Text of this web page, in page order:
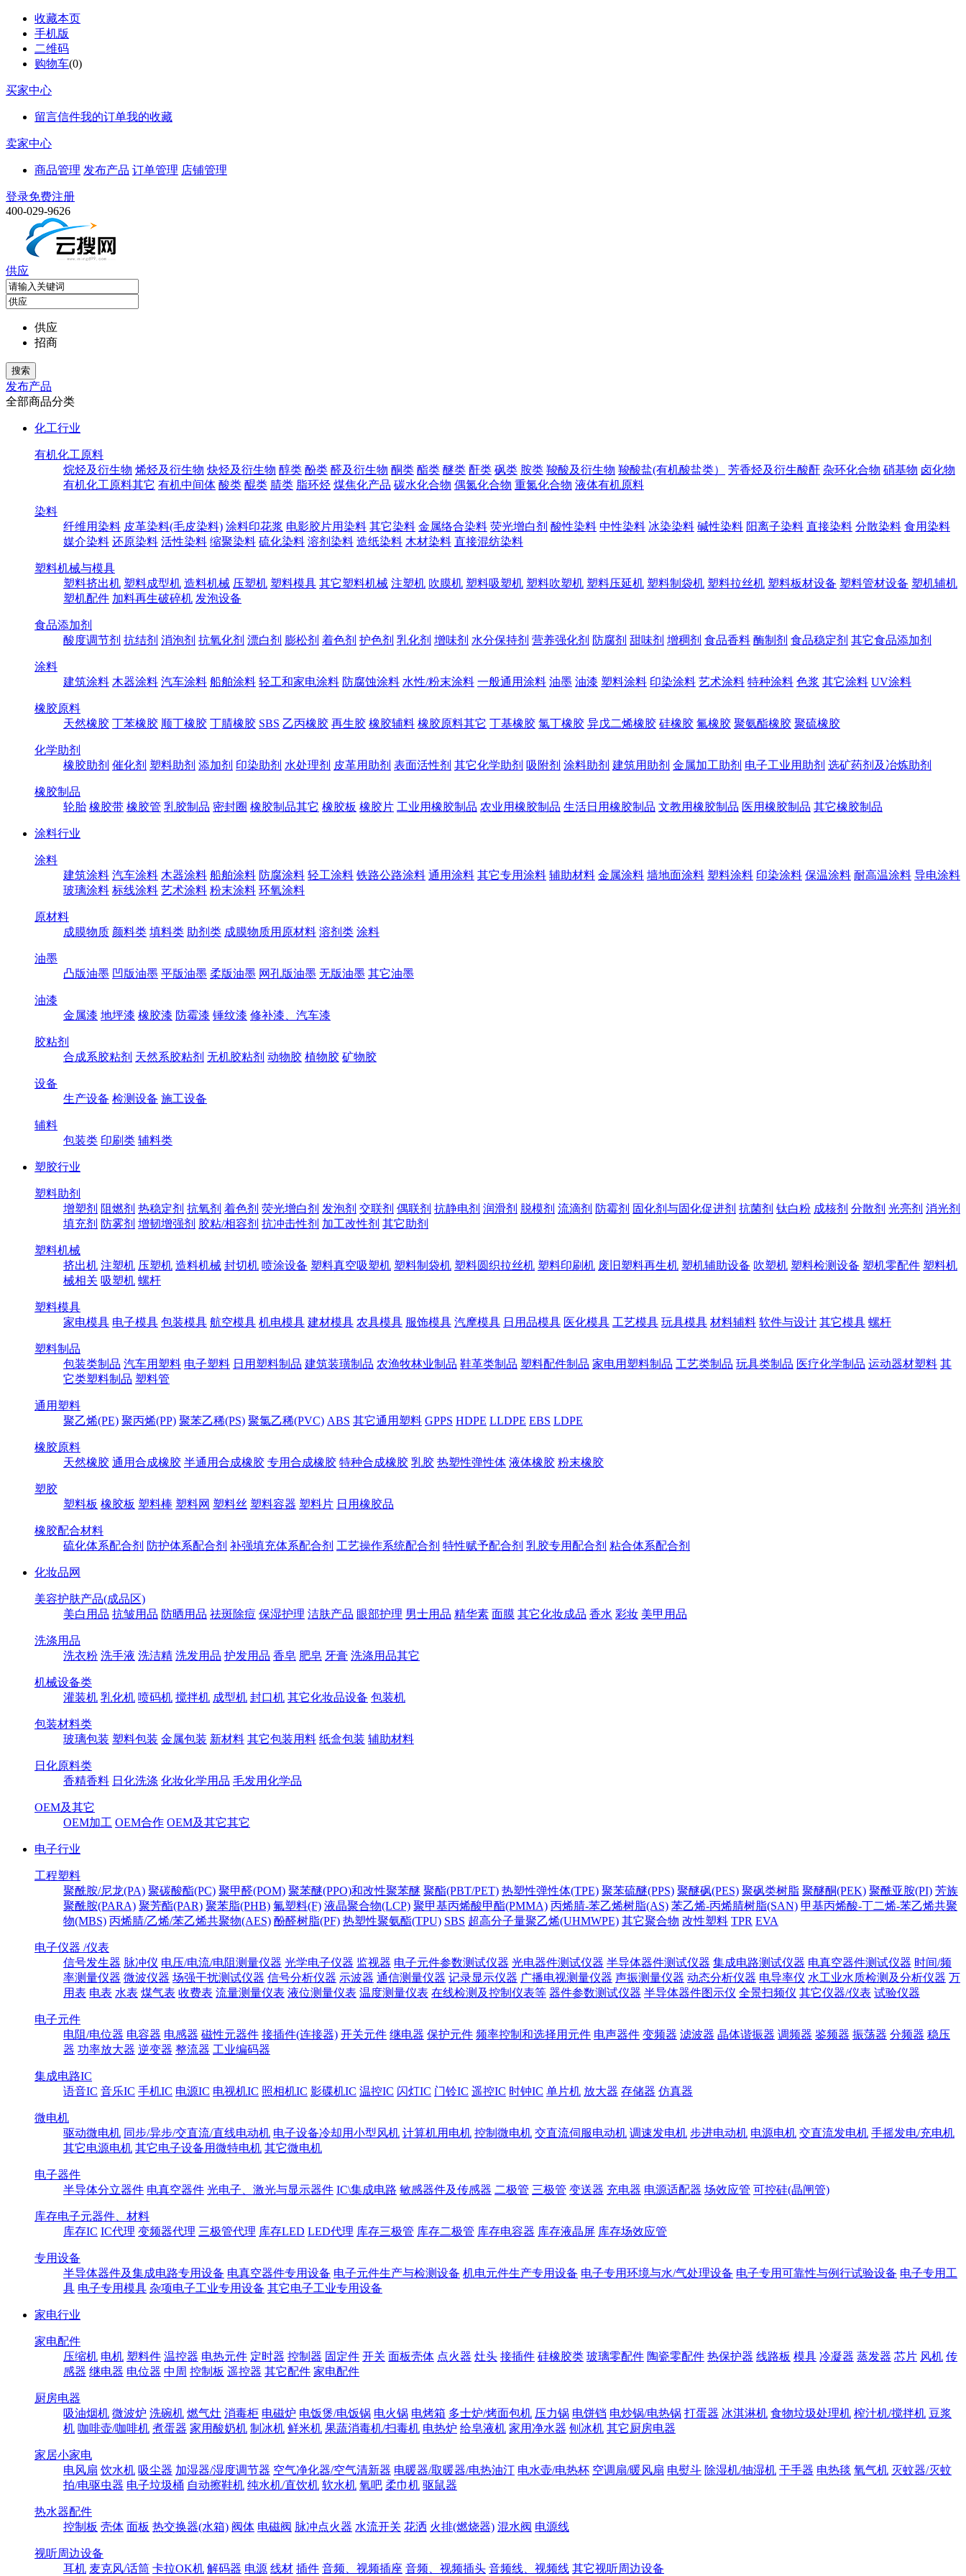
收藏本页
手机版
二维码
购物车(0)
买家中心
留言信件我的订单我的收藏
卖家中心
商品管理 发布产品 订单管理 店铺管理
登录免费注册
400-029-9626
供应
供应
招商
发布产品
全部商品分类
化工行业
有机化工原料
烷烃及衍生物 烯烃及衍生物 炔烃及衍生物 醇类 酚类 醛及衍生物 酮类 酯类 醚类 酐类 砜类 胺类 羧酸及衍生物 羧酸盐(有机酸盐类） 芳香烃及衍生酸酐 杂环化合物 硝基物 卤化物
有机化工原料其它 有机中间体 酸类 醌类 腈类 脂环烃 煤焦化产品 碳水化合物 偶氮化合物 重氮化合物 液体有机原料
染料
纤维用染料 皮革染料(毛皮染料) 涂料印花浆 电影胶片用染料 其它染料 金属络合染料 荧光增白剂 酸性染料 中性染料 冰染染料 碱性染料 阳离子染料 直接染料 分散染料 食用染料
媒介染料 还原染料 活性染料 缩聚染料 硫化染料 溶剂染料 造纸染料 木材染料 直接混纺染料
塑料机械与模具
塑料挤出机 塑料成型机 造料机械 压塑机 塑料模具 其它塑料机械 注塑机 吹膜机 塑料吸塑机 塑料吹塑机 塑料压延机 塑料制袋机 塑料拉丝机 塑料板材设备 塑料管材设备 塑机辅机
塑机配件 加料再生破碎机 发泡设备
食品添加剂
酸度调节剂 抗结剂 消泡剂 抗氧化剂 漂白剂 膨松剂 着色剂 护色剂 乳化剂 增味剂 水分保持剂 营养强化剂 防腐剂 甜味剂 增稠剂 食品香料 酶制剂 食品稳定剂 其它食品添加剂
涂料
建筑涂料 木器涂料 汽车涂料 船舶涂料 轻工和家电涂料 防腐蚀涂料 水性/粉末涂料 一般通用涂料 油墨 油漆 塑料涂料 印染涂料 艺术涂料 特种涂料 色浆 其它涂料 UV涂料
橡胶原料
天然橡胶 丁苯橡胶 顺丁橡胶 丁腈橡胶 SBS 乙丙橡胶 再生胶 橡胶辅料 橡胶原料其它 丁基橡胶 氯丁橡胶 异戊二烯橡胶 硅橡胶 氟橡胶 聚氨酯橡胶 聚硫橡胶
化学助剂
橡胶助剂 催化剂 塑料助剂 添加剂 印染助剂 水处理剂 皮革用助剂 表面活性剂 其它化学助剂 吸附剂 涂料助剂 建筑用助剂 金属加工助剂 电子工业用助剂 选矿药剂及冶炼助剂
橡胶制品
轮胎 橡胶带 橡胶管 乳胶制品 密封圈 橡胶制品其它 橡胶板 橡胶片 工业用橡胶制品 农业用橡胶制品 生活日用橡胶制品 文教用橡胶制品 医用橡胶制品 其它橡胶制品
涂料行业
涂料
建筑涂料 汽车涂料 木器涂料 船舶涂料 防腐涂料 轻工涂料 铁路公路涂料 通用涂料 其它专用涂料 辅助材料 金属涂料 墙地面涂料 塑料涂料 印染涂料 保温涂料 耐高温涂料 导电涂料
玻璃涂料 标线涂料 艺术涂料 粉末涂料 环氧涂料
原材料
成膜物质 颜料类 填料类 助剂类 成膜物质用原材料 溶剂类 涂料
油墨
凸版油墨 凹版油墨 平版油墨 柔版油墨 网孔版油墨 无版油墨 其它油墨
油漆
金属漆 地坪漆 橡胶漆 防霉漆 锤纹漆 修补漆、汽车漆
胶粘剂
合成系胶粘剂 天然系胶粘剂 无机胶粘剂 动物胶 植物胶 矿物胶
设备
生产设备 检测设备 施工设备
辅料
包装类 印刷类 辅料类
塑胶行业
塑料助剂
增塑剂 阻燃剂 热稳定剂 抗氧剂 着色剂 荧光增白剂 发泡剂 交联剂 偶联剂 抗静电剂 润滑剂 脱模剂 流滴剂 防霉剂 固化剂与固化促进剂 抗菌剂 钛白粉 成核剂 分散剂 光亮剂 消光剂
填充剂 防雾剂 增韧增强剂 胶粘/相容剂 抗冲击性剂 加工改性剂 其它助剂
塑料机械
挤出机 注塑机 压塑机 造料机械 封切机 喷涂设备 塑料真空吸塑机 塑料制袋机 塑料圆织拉丝机 塑料印刷机 废旧塑料再生机 塑机辅助设备 吹塑机 塑料检测设备 塑机零配件 塑料机
械相关 吸塑机 螺杆
塑料模具
家电模具 电子模具 包装模具 航空模具 机电模具 建材模具 农具模具 服饰模具 汽摩模具 日用品模具 医化模具 工艺模具 玩具模具 材料辅料 软件与设计 其它模具 螺杆
塑料制品
包装类制品 汽车用塑料 电子塑料 日用塑料制品 建筑装璜制品 农渔牧林业制品 鞋革类制品 塑料配件制品 家电用塑料制品 工艺类制品 玩具类制品 医疗化学制品 运动器材塑料 其
它类塑料制品 塑料管
通用塑料
聚乙烯(PE) 聚丙烯(PP) 聚苯乙稀(PS) 聚氯乙稀(PVC) ABS 其它通用塑料 GPPS HDPE LLDPE EBS LDPE
橡胶原料
天然橡胶 通用合成橡胶 半通用合成橡胶 专用合成橡胶 特种合成橡胶 乳胶 热塑性弹性体 液体橡胶 粉末橡胶
塑胶
塑料板 橡胶板 塑料棒 塑料网 塑料丝 塑料容器 塑料片 日用橡胶品
橡胶配合材料
硫化体系配合剂 防护体系配合剂 补强填充体系配合剂 工艺操作系统配合剂 特性赋予配合剂 乳胶专用配合剂 粘合体系配合剂
化妆品网
美容护肤产品(成品区)
美白用品 抗皱用品 防晒用品 祛斑除痘 保湿护理 洁肤产品 眼部护理 男士用品 精华素 面膜 其它化妆成品 香水 彩妆 美甲用品
洗涤用品
洗衣粉 洗手液 洗洁精 洗发用品 护发用品 香皂 肥皂 牙膏 洗涤用品其它
机械设备类
灌装机 乳化机 喷码机 搅拌机 成型机 封口机 其它化妆品设备 包装机
包装材料类
玻璃包装 塑料包装 金属包装 新材料 其它包装用料 纸盒包装 辅助材料
日化原料类
香精香料 日化洗涤 化妆化学用品 毛发用化学品
OEM及其它
OEM加工 OEM合作 OEM及其它其它
电子行业
工程塑料
聚酰胺/尼龙(PA) 聚碳酸酯(PC) 聚甲醛(POM) 聚苯醚(PPO)和改性聚苯醚 聚酯(PBT/PET) 热塑性弹性体(TPE) 聚苯硫醚(PPS) 聚醚砜(PES) 聚砜类树脂 聚醚酮(PEK) 聚酰亚胺(PI) 芳族
聚酰胺(PARA) 聚芳酯(PAR) 聚苯脂(PHB) 氟塑料(F) 液晶聚合物(LCP) 聚甲基丙烯酸甲酯(PMMA) 丙烯腈-苯乙烯树脂(AS) 苯乙烯-丙烯腈树脂(SAN) 甲基丙烯酸-丁二烯-苯乙烯共聚
物(MBS) 丙烯腈/乙烯/苯乙烯共聚物(AES) 酚醛树脂(PF) 热塑性聚氨酯(TPU) SBS 超高分子量聚乙烯(UHMWPE) 其它聚合物 改性塑料 TPR EVA
电子仪器 /仪表
信号发生器 脉冲仪 电压/电流/电阻测量仪器 光学电子仪器 监视器 电子元件参数测试仪器 光电器件测试仪器 半导体器件测试仪器 集成电路测试仪器 电真空器件测试仪器 时间/频
率测量仪器 微波仪器 场强干扰测试仪器 信号分析仪器 示波器 通信测量仪器 记录显示仪器 广播电视测量仪器 声振测量仪器 动态分析仪器 电导率仪 水工业水质检测及分析仪器 万
用表 电表 水表 煤气表 收费表 流量测量仪表 液位测量仪表 温度测量仪表 在线检测及控制仪表等 器件参数测试仪器 半导体器件图示仪 全景扫频仪 其它仪器/仪表 试验仪器
电子元件
电阻/电位器 电容器 电感器 磁性元器件 接插件(连接器) 开关元件 继电器 保护元件 频率控制和选择用元件 电声器件 变频器 滤波器 晶体谐振器 调频器 鉴频器 振荡器 分频器 稳压
器 功率放大器 逆变器 整流器 工业编码器
集成电路IC
语音IC 音乐IC 手机IC 电源IC 电视机IC 照相机IC 影碟机IC 温控IC 闪灯IC 门铃IC 遥控IC 时钟IC 单片机 放大器 存储器 仿真器
微电机
驱动微电机 同步/异步/交直流/直线电动机 电子设备冷却用小型风机 计算机用电机 控制微电机 交直流伺服电动机 调速发电机 步进电动机 电源电机 交直流发电机 手摇发电/充电机
其它电源电机 其它电子设备用微特电机 其它微电机
电子器件
半导体分立器件 电真空器件 光电子、激光与显示器件 IC\集成电路 敏感器件及传感器 二极管 三极管 变送器 充电器 电源适配器 场效应管 可控硅(晶闸管)
库存电子元器件、材料
库存IC IC代理 变频器代理 三极管代理 库存LED LED代理 库存三极管 库存二极管 库存电容器 库存液晶屏 库存场效应管
专用设备
半导体器件及集成电路专用设备 电真空器件专用设备 电子元件生产与检测设备 机电元件生产专用设备 电子专用环境与水/气处理设备 电子专用可靠性与例行试验设备 电子专用工
具 电子专用模具 杂项电子工业专用设备 其它电子工业专用设备
家电行业
家电配件
压缩机 电机 塑料件 温控器 电热元件 定时器 控制器 固定件 开关 面板壳体 点火器 灶头 接插件 硅橡胶类 玻璃零配件 陶瓷零配件 热保护器 线路板 模具 冷凝器 蒸发器 芯片 风机 传
感器 继电器 电位器 中周 控制板 遥控器 其它配件 家电配件
厨房电器
吸油烟机 微波炉 洗碗机 燃气灶 消毒柜 电磁炉 电饭煲/电饭锅 电火锅 电烤箱 多士炉/烤面包机 压力锅 电饼铛 电炒锅/电热锅 打蛋器 冰淇淋机 食物垃圾处理机 榨汁机/搅拌机 豆浆
机 咖啡壶/咖啡机 煮蛋器 家用酸奶机 制冰机 鲜米机 果蔬消毒机/扫毒机 电热炉 给皂液机 家用净水器 刨冰机 其它厨房电器
家居小家电
电风扇 饮水机 吸尘器 加湿器/湿度调节器 空气净化器/空气清新器 电暖器/取暖器/电热油汀 电水壶/电热杯 空调扇/暖风扇 电熨斗 除湿机/抽湿机 干手器 电热毯 氧气机 灭蚊器/灭蚊
拍/电驱虫器 电子垃圾桶 自动擦鞋机 纯水机/直饮机 软水机 氧吧 柔巾机 驱鼠器
热水器配件
控制板 壳体 面板 热交换器(水箱) 阀体 电磁阀 脉冲点火器 水流开关 花洒 火排(燃烧器) 混水阀 电源线
视听周边设备
耳机 麦克风/话筒 卡拉OK机 解码器 电源 线材 插件 音频、视频插座 音频、视频插头 音频线、视频线 其它视听周边设备